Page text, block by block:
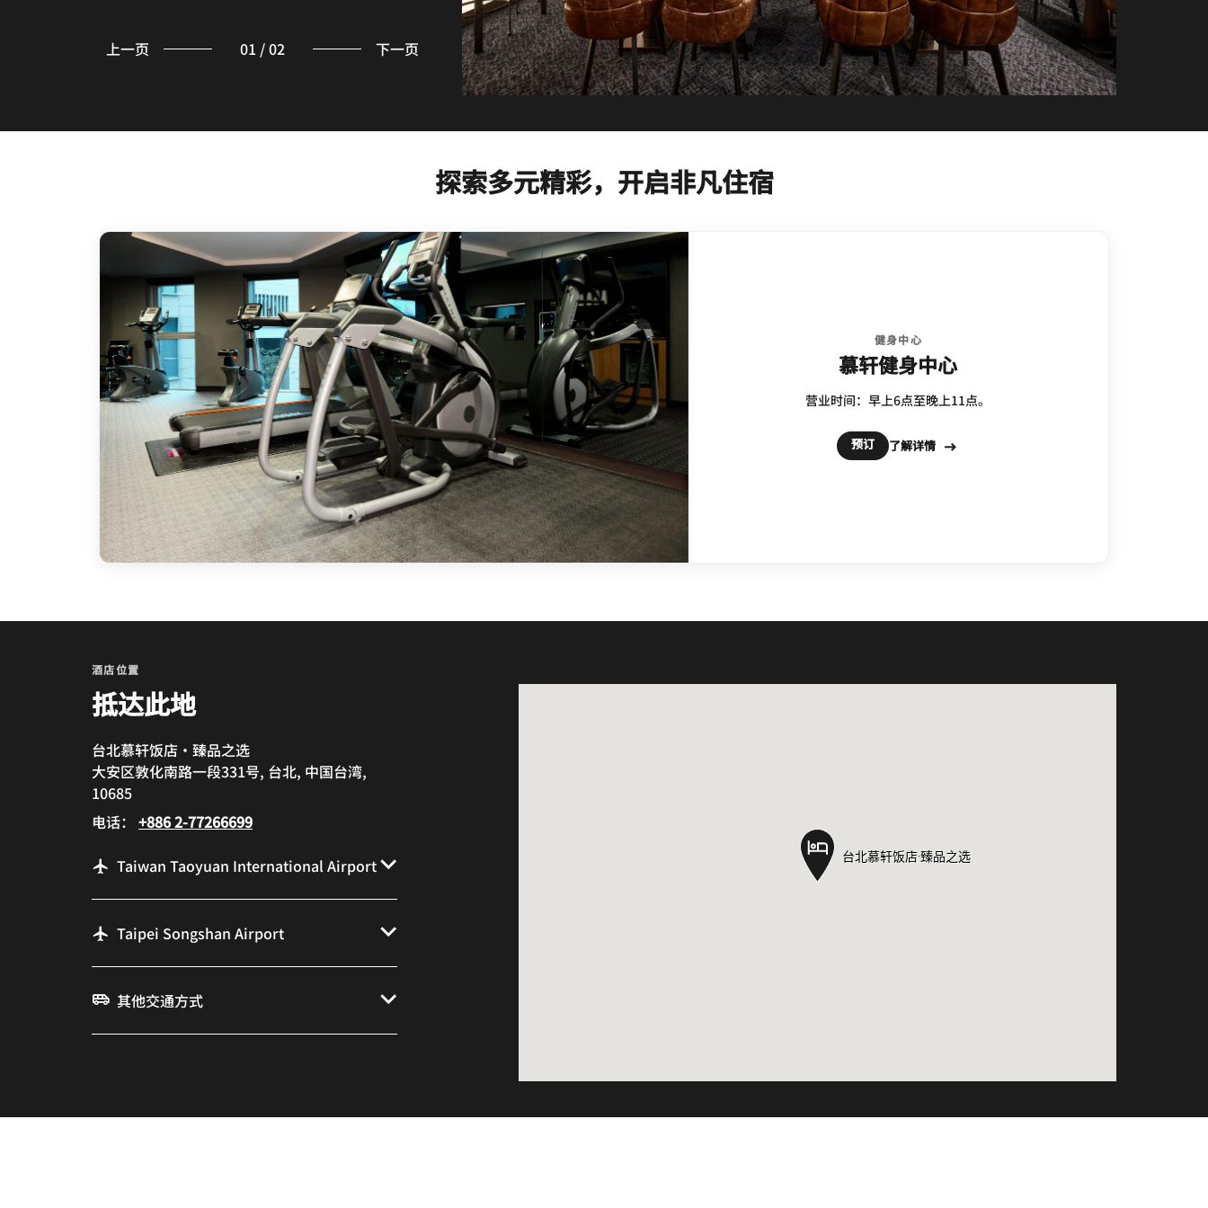
上一页 01 /02 下一页
探索多元精彩，开启非凡住宿
健身中心
慕轩健身中心
营业时间：早上6点至晚上11点。
预订 了解详情
酒店位置
抵达此地
台北慕轩饭店·臻品之选
大安区敦化南路一段331号, 台北, 中国台湾,
10685
电话： +886 2-77266699
Taiwan Taoyuan International Airport
Taipei Songshan Airport
其他交通方式
台北慕轩饭店·臻品之选
台北慕轩饭店·臻品之选